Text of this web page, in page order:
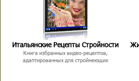
Итальянские Рецепты Стройности
Книга избранных видео-рецептов,
адаптированных для стройнеющих